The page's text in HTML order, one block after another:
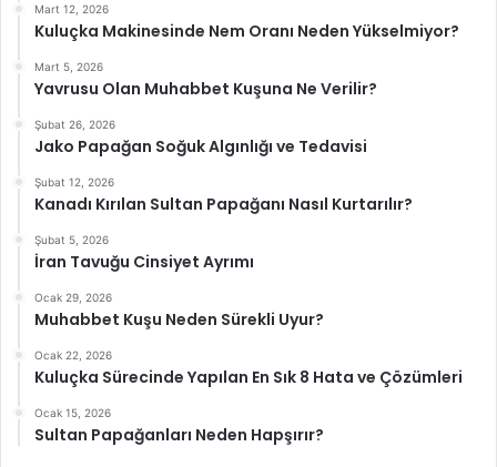
Mart 12, 2026
Kuluçka Makinesinde Nem Oranı Neden Yükselmiyor?
Mart 5, 2026
Yavrusu Olan Muhabbet Kuşuna Ne Verilir?
Şubat 26, 2026
Jako Papağan Soğuk Algınlığı ve Tedavisi
Şubat 12, 2026
Kanadı Kırılan Sultan Papağanı Nasıl Kurtarılır?
Şubat 5, 2026
İran Tavuğu Cinsiyet Ayrımı
Ocak 29, 2026
Muhabbet Kuşu Neden Sürekli Uyur?
Ocak 22, 2026
Kuluçka Sürecinde Yapılan En Sık 8 Hata ve Çözümleri
Ocak 15, 2026
Sultan Papağanları Neden Hapşırır?